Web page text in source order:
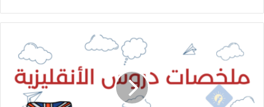
دروس
السنة
أساسي